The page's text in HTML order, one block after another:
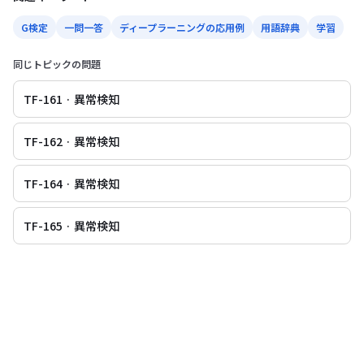
G検定 一問一答 ディープラーニングの応用例 用語辞典 学習
同じトピックの問題
TF-161 · 異常検知
TF-162 · 異常検知
TF-164 · 異常検知
TF-165 · 異常検知